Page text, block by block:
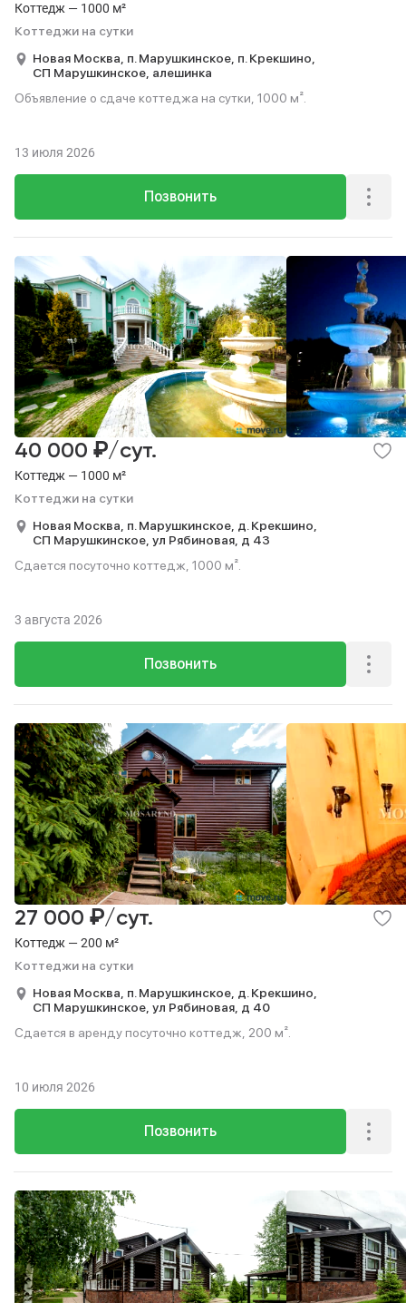
Коттедж — 1000 м²
Коттеджи на сутки
Новая Москва, п. Марушкинское, п. Крекшино,
СП Марушкинское, алешинка
Объявление о сдаче коттеджа на сутки, 1000 м².
Позвонить
13 июля 2026
Коттедж — 1000 м²
Коттеджи на сутки
40 000 ₽/сут.
Новая Москва, п. Марушкинское, д. Крекшино,
СП Марушкинское, ул Рябиновая, д 43
Сдается посуточно коттедж, 1000 м².
Позвонить
3 августа 2026
Коттедж — 200 м²
Коттеджи на сутки
27 000 ₽/сут.
Новая Москва, п. Марушкинское, д. Крекшино,
СП Марушкинское, ул Рябиновая, д 40
Сдается в аренду посуточно коттедж, 200 м².
Позвонить
10 июля 2026